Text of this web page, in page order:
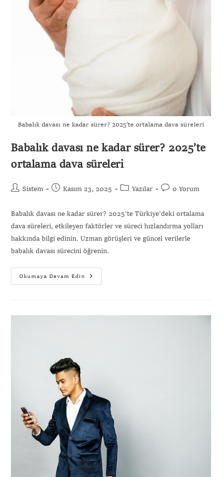
Babalık davası ne kadar sürer? 2025’te ortalama dava süreleri
Babalık davası ne kadar sürer? 2025’te
ortalama dava süreleri
Sistem Kasım 23, 2025 Yazılar 0 Yorum
Babalık davası ne kadar sürer? 2025'te Türkiye'deki ortalama
dava süreleri, etkileyen faktörler ve süreci hızlandırma yolları
hakkında bilgi edinin. Uzman görüşleri ve güncel verilerle
babalık davası sürecini öğrenin.
Okumaya Devam Edin